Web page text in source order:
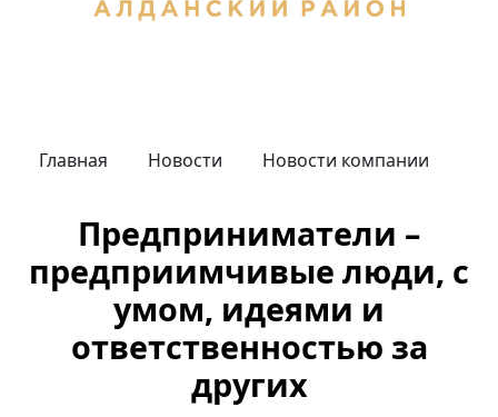
Главная Новости Новости компании
Предприниматели –
предприимчивые люди, с
умом, идеями и
ответственностью за
других